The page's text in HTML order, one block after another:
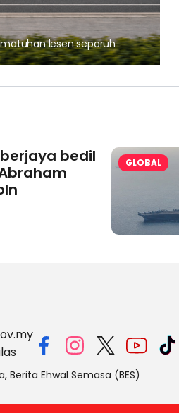
lesen separuh
bedil
Abraham
GLOBAL
Berita Ehwal Semasa (BES)